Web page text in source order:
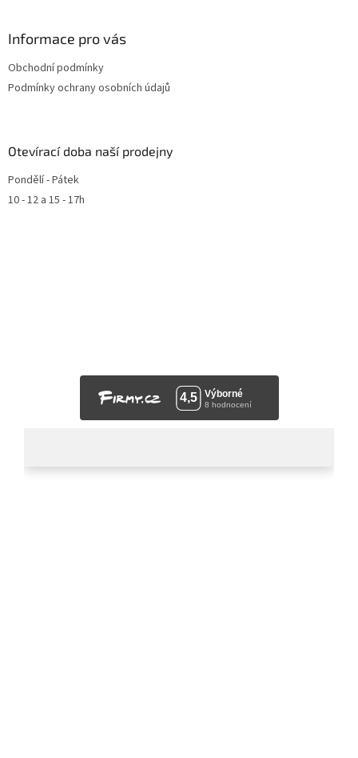
Informace pro vás
Obchodní podmínky
Podmínky ochrany osobních údajů
Otevírací doba naší prodejny
Pondělí - Pátek
10 - 12 a 15 - 17h